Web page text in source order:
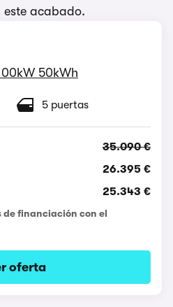
este acabado.
50kWh
5 puertas
35.090 €
26.395 €
25.343 €
financiación con el
oferta